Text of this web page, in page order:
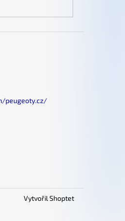
peugeoty.cz/
Vytvořil Shoptet